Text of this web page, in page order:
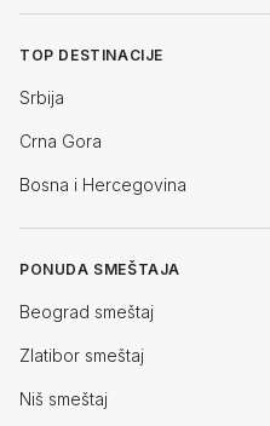
TOP DESTINACIJE
Srbija
Crna Gora
Bosna i Hercegovina
PONUDA SMEŠTAJA
Beograd smeštaj
Zlatibor smeštaj
Niš smeštaj